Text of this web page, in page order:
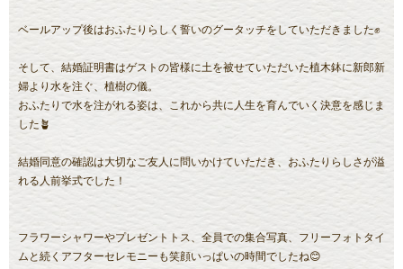
ベールアップ後はおふたりらしく誓いのグータッチをしていただきました✊
そして、結婚証明書はゲストの皆様に土を被せていただいた植木鉢に新郎新
婦より水を注ぐ、植樹の儀。
おふたりで水を注がれる姿は、これから共に人生を育んでいく決意を感じま
した🪴
結婚同意の確認は大切なご友人に問いかけていただき、おふたりらしさが溢
れる人前挙式でした！
フラワーシャワーやプレゼントトス、全員での集合写真、フリーフォトタイ
ムと続くアフターセレモニーも笑顔いっぱいの時間でしたね😊